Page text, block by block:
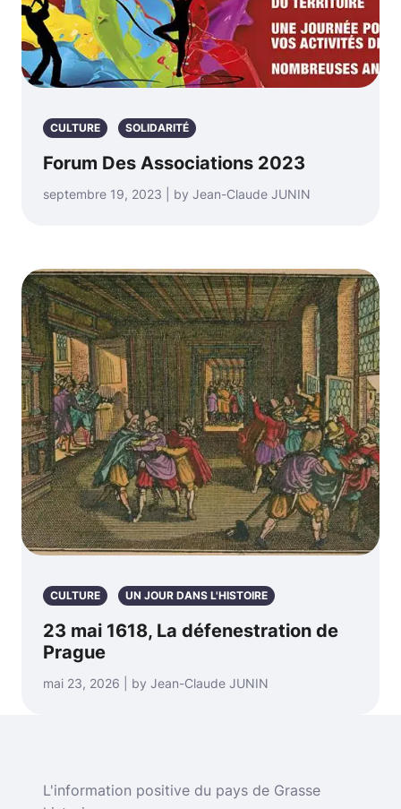
CULTURE SOLIDARITÉ
Forum Des Associations 2023
septembre 19, 2023 | by Jean-Claude JUNIN
CULTURE UN JOUR DANS L'HISTOIRE
23 mai 1618, La défenestration de
Prague
mai 23, 2026 | by Jean-Claude JUNIN
L'information positive du pays de Grasse